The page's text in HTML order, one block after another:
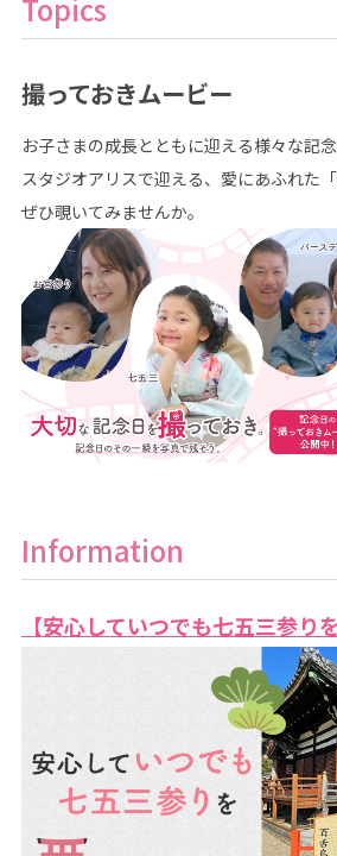
Topics
撮っておきムービー
お子さまの成長とともに迎える様々な記念
スタジオアリスで迎える、愛にあふれた
ぜひ覗いてみませんか。
Information
【安心していつでも七五三参りを